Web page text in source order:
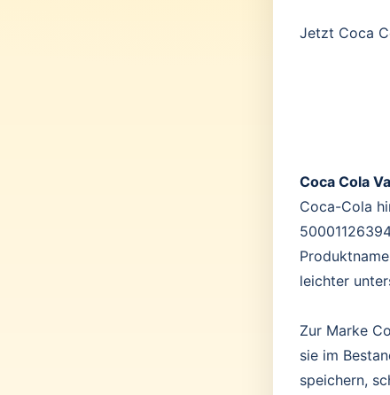
Jetzt Coca
Coca Cola
Coca-Cola
leichter
Zur Marke
sie im
speichern,